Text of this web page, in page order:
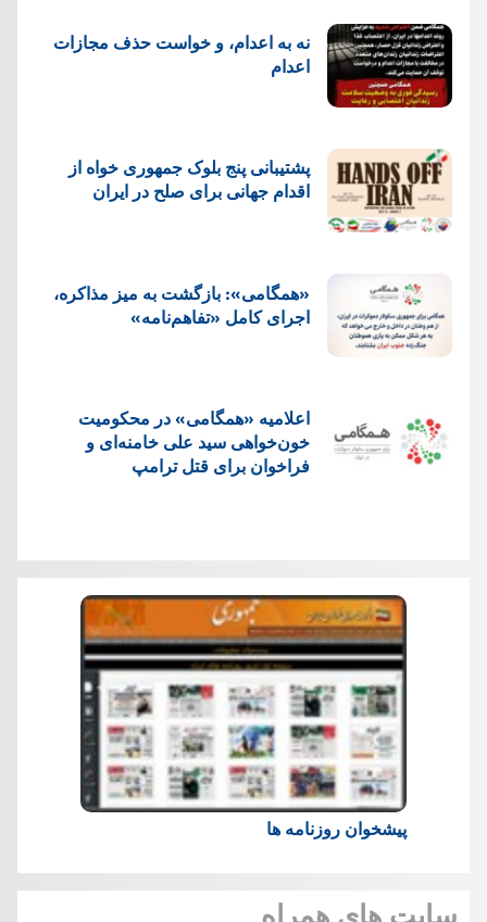
نه به اعدام، و خواست حذف مجازات
اعدام
پشتيبانی پنج بلوک جمهوری خواه از
اقدام جهانی برای صلح در ایران
«همگامی»: بازگشت به میز مذاکره،
اجرای کامل «تفاهم‌نامه»
اعلامیه «همگامی» در محکومیت
خون‌خواهی سید علی خامنه‌ای و
فراخوان برای قتل ترامپ
پیشخوان روزنامه ها
سایت های همراه